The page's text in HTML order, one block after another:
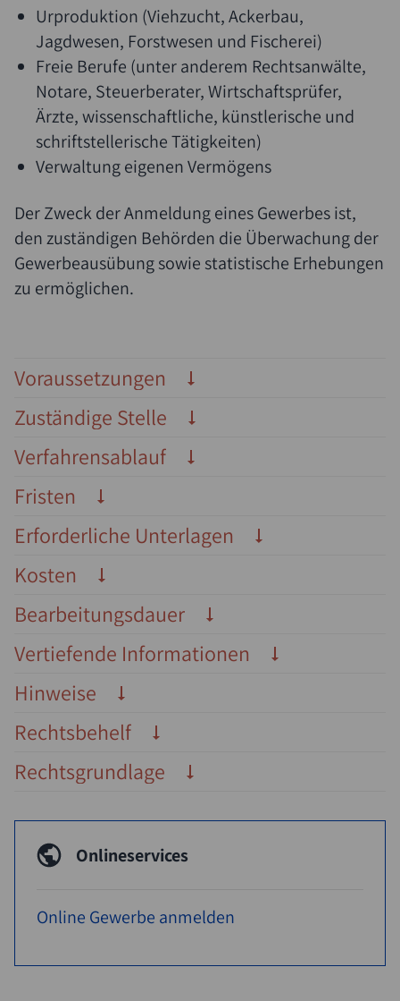
Urproduktion (Viehzucht, Ackerbau,
Jagdwesen, Forstwesen und Fischerei)
Freie Berufe (unter anderem Rechtsanwälte,
Notare, Steuerberater, Wirtschaftsprüfer,
Ärzte, wissenschaftliche, künstlerische und
schriftstellerische Tätigkeiten)
Verwaltung eigenen Vermögens
Der Zweck der Anmeldung eines Gewerbes ist,
den zuständigen Behörden die Überwachung der
Gewerbeausübung sowie statistische Erhebungen
zu ermöglichen.
Voraussetzungen
Zuständige Stelle
Verfahrensablauf
Fristen
Erforderliche Unterlagen
Kosten
Bearbeitungsdauer
Vertiefende Informationen
Hinweise
Rechtsbehelf
Rechtsgrundlage
Onlineservices
Online Gewerbe anmelden